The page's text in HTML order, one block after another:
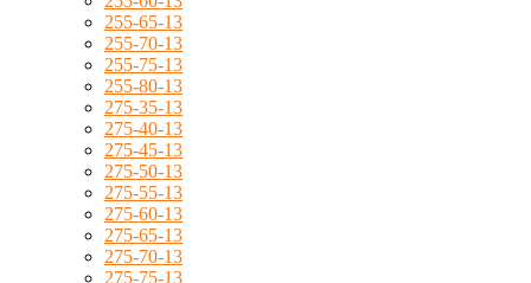
255-65-13
255-70-13
255-75-13
255-80-13
275-35-13
275-40-13
275-45-13
275-50-13
275-55-13
275-60-13
275-65-13
275-70-13
275-75-13